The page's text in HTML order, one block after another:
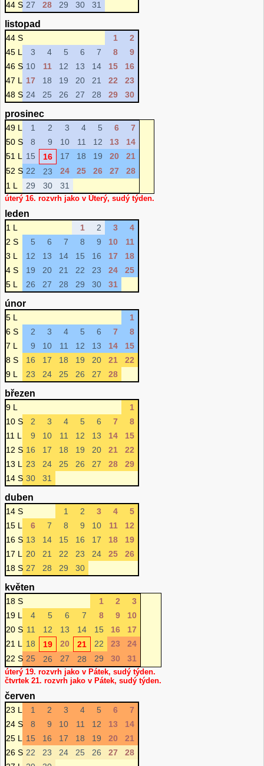
44 S 27 28 29 30 31
listopad
44 S 1
2
45 L
3 4 5 6 7 8
9
46 S 10 11 12 13 14 15
16
47 L
17 18 19 20 21 22
23
48 S 24 25 26 27 28 29 30
prosinec
49 L 1 2 3 4 5 6
7
50 S
8 9 10 11 12 13
14
51 L
15 16 17 18 19 20
21
52 S 22 23 24 25 26 27
28
1 L
29 30 31
úterý 16. rozvrh jako v Úterý, sudý týden.
leden
1 L 1 2 3
4
2 S
5 6 7 8 9 10
11
3 L
12 13 14 15 16 17
18
4 S
19 20 21 22 23 24
25
5 L
26 27 28 29 30 31
únor
5 L
1
6 S
2 3 4 5 6 7
8
7 L
9 10 11 12 13 14
15
8 S
16 17 18 19 20 21
22
9 L
23 24 25 26 27 28
březen
9 L
1
10 S
2 3 4 5 6 7
8
11 L
9 10 11 12 13 14
15
12 S 16 17 18 19 20 21
22
13 L
23 24 25 26 27 28
29
14 S 30 31
duben
14 S 1 2 3 4
5
15 L
6 7 8 9 10 11
12
16 S 13 14 15 16 17 18
19
17 L
20 21 22 23 24 25
26
18 S 27 28 29 30
květen
18 S 1 2
3
19 L
4 5 6 7 8 9
10
20 S 11 12 13 14 15 16
17
21 L
18 19 20 21 22 23
24
22 S 25 26 27 28 29 30 31
úterý 19. rozvrh jako v Pátek, sudý týden.
čtvrtek 21. rozvrh jako v Pátek, sudý týden.
červen
23 L 1 2 3 4 5 6
7
24 S
8 9 10 11 12 13
14
25 L
15 16 17 18 19 20
21
26 S 22 23 24 25 26 27
28